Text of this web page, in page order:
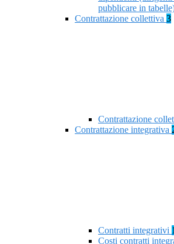
pubblicare in
Contrattazione collettiva 3
Contrattazione
Contrattazione integrativa
Contratti integrativi
Costi contratti